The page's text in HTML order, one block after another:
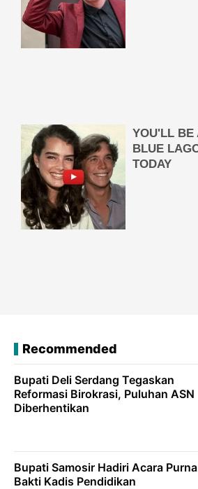
Recommended
Bupati Deli Serdang Tegaskan
Reformasi Birokrasi, Puluhan ASN
Diberhentikan
Bupati Samosir Hadiri Acara Purna
Bakti Kadis Pendidikan